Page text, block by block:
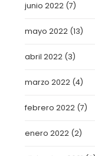
junio 2022 (7)
mayo 2022 (13)
abril 2022 (3)
marzo 2022 (4)
febrero 2022 (7)
enero 2022 (2)